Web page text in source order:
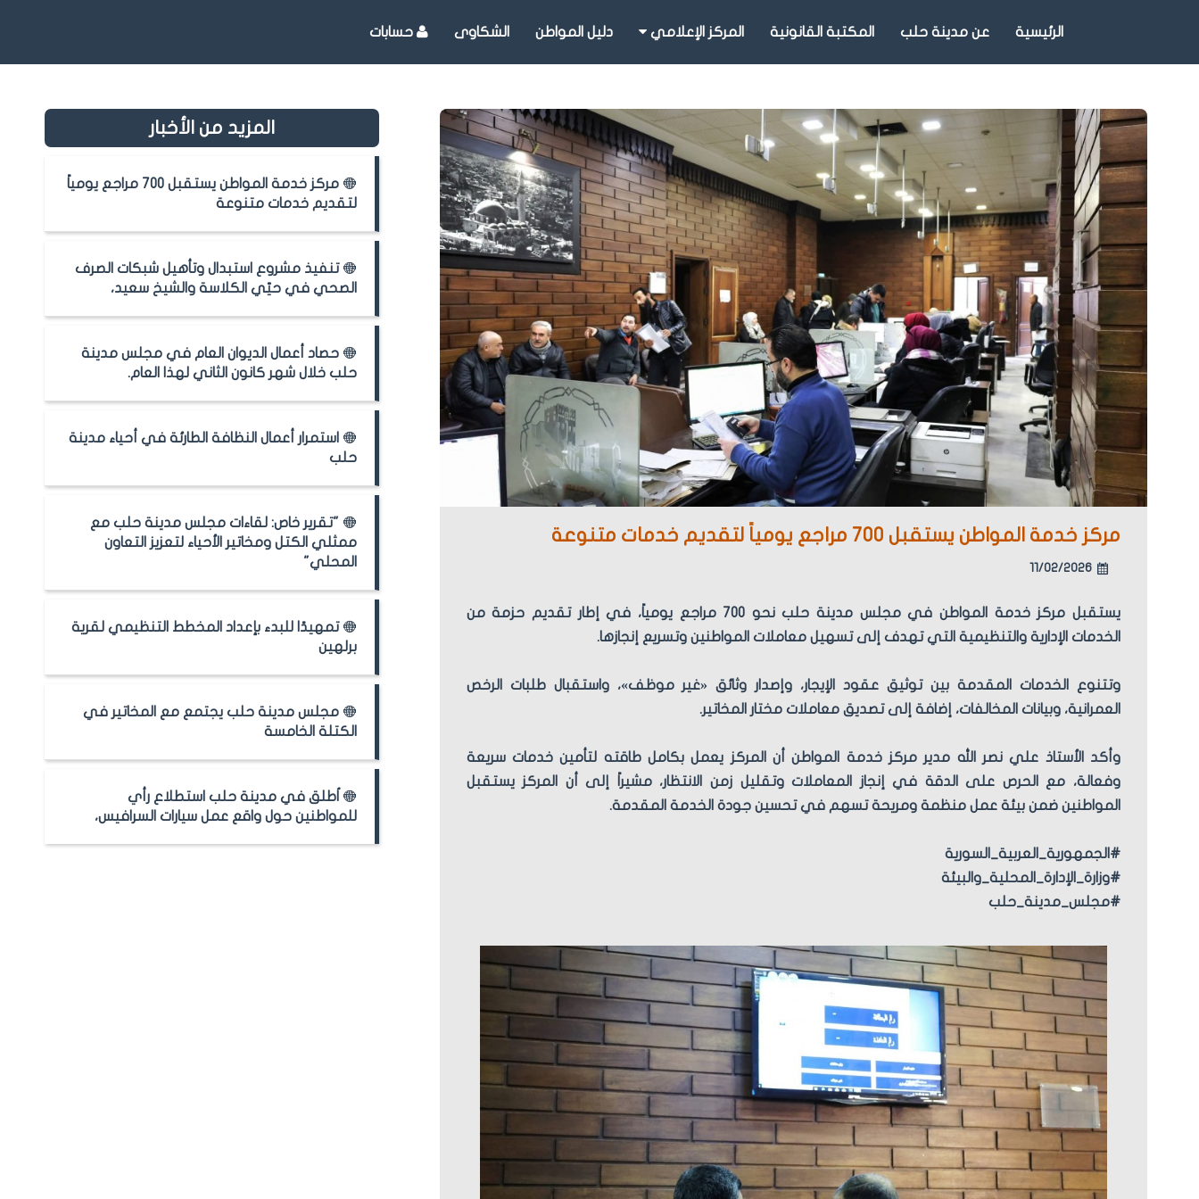
الرئيسية عن مدينة حلب المكتبة القانونية المركز الإعلامي دليل المواطن الشكاوى حسابات
مركز خدمة المواطن يستقبل 700 مراجع يومياً لتقديم خدمات متنوعة
11/02/2026
يستقبل مركز خدمة المواطن في مجلس مدينة حلب نحو 700 مراجع يومياً، في إطار تقديم حزمة من
الخدمات الإدارية والتنظيمية التي تهدف إلى تسهيل معاملات المواطنين وتسريع إنجازها.
وتتنوع الخدمات المقدمة بين توثيق عقود الإيجار، وإصدار وثائق «غير موظف»، واستقبال طلبات الرخص
العمرانية، وبيانات المخالفات، إضافة إلى تصديق معاملات مختار المخاتير.
وأكد الأستاذ علي نصر الله مدير مركز خدمة المواطن أن المركز يعمل بكامل طاقته لتأمين خدمات سريعة
وفعالة، مع الحرص على الدقة في إنجاز المعاملات وتقليل زمن الانتظار، مشيراً إلى أن المركز يستقبل
المواطنين ضمن بيئة عمل منظمة ومريحة تسهم في تحسين جودة الخدمة المقدمة.
#الجمهورية_العربية_السورية
#وزارة_الإدارة_المحلية_والبيئة
#مجلس_مدينة_حلب
المزيد من الأخبار
مركز خدمة المواطن يستقبل 700 مراجع يومياً
لتقديم خدمات متنوعة
تنفيذ مشروع استبدال وتأهيل شبكات الصرف
الصحي في حيّي الكلاسة والشيخ سعيد،
حصاد أعمال الديوان العام في مجلس مدينة
حلب خلال شهر كانون الثاني لهذا العام.
استمرار أعمال النظافة الطارئة في أحياء مدينة
حلب
"تقرير خاص: لقاءات مجلس مدينة حلب مع
ممثلي الكتل ومخاتير الأحياء لتعزيز التعاون
المحلي"
تمهيدًا للبدء بإعداد المخطط التنظيمي لقرية
برلهين
مجلس مدينة حلب يجتمع مع المخاتير في
الكتلة الخامسة
اُطلق في مدينة حلب استطلاع رأي
للمواطنين حول واقع عمل سيارات السرافيس،